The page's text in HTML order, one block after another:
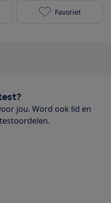
Epson
Favoriet
jou. Word ook lid en